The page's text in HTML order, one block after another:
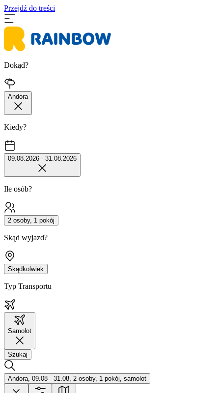
Przejdź do treści
Dokąd?
Andora
Kiedy?
09.08.2026 - 31.08.2026
Ile osób?
2 osoby, 1 pokój
Skąd wyjazd?
Skądkolwiek
Typ Transportu
Samolot
Szukaj
Andora, 09.08 - 31.08, 2 osoby, 1 pokój, samolot